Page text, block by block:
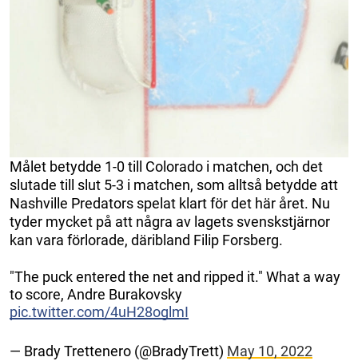
Målet betydde 1-0 till Colorado i matchen, och det
slutade till slut 5-3 i matchen, som alltså betydde att
Nashville Predators spelat klart för det här året. Nu
tyder mycket på att några av lagets svenskstjärnor
kan vara förlorade, däribland Filip Forsberg.
"The puck entered the net and ripped it." What a way
to score, Andre Burakovsky
pic.twitter.com/4uH28oglmI
— Brady Trettenero (@BradyTrett) May 10, 2022